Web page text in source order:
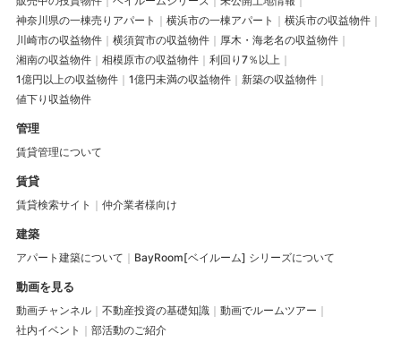
神奈川県の一棟売りアパート
横浜市の一棟アパート
横浜市の収益物件
川崎市の収益物件
横須賀市の収益物件
厚木・海老名の収益物件
湘南の収益物件
相模原市の収益物件
利回り7％以上
1億円以上の収益物件
1億円未満の収益物件
新築の収益物件
値下り収益物件
管理
賃貸管理について
賃貸
賃貸検索サイト 仲介業者様向け
建築
アパート建築について BayRoom[ベイルーム] シリーズについて
動画を見る
動画チャンネル 不動産投資の基礎知識
動画でルームツアー
社内イベント
部活動のご紹介